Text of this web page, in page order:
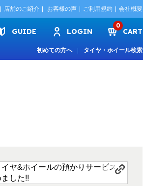
店舗のご紹介 お客様の声 ご利用規約 会社概要
GUIDE LOGIN
0
CART
初めての方へ タイヤ・ホイール検索